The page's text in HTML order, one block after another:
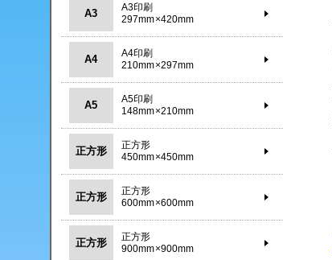
A3
A3印刷
297mm×420mm
A4
A4印刷
210mm×297mm
A5
A5印刷
148mm×210mm
正方形
正方形
450mm×450mm
正方形
正方形
600mm×600mm
正方形
正方形
900mm×900mm